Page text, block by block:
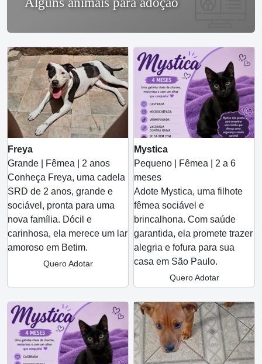
Freya
Grande | Fêmea | 2 anos
Conheça Freya, uma cadela
SRD de 2 anos, grande e
sociável, pronta para uma
nova família. Dócil e
carinhosa, ela merece um lar
amoroso em Betim.
Quero Adotar
Mystica
Pequeno | Fêmea | 2 a 6
meses
Adote Mystica, uma filhote
fêmea sociável e
brincalhona. Com saúde
garantida, ela promete trazer
alegria e fofura para sua
casa em São Paulo.
Quero Adotar